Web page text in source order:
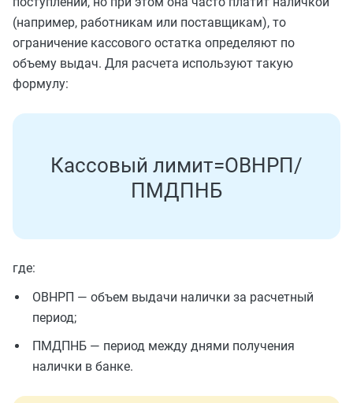
(например, работникам или поставщикам), то
ограничение кассового остатка определяют по
объему выдач. Для расчета используют такую
формулу:
Кассовый лимит=ОВНРП/
ПМДПНБ
где:
ОВНРП — объем выдачи налички за расчетный
период;
ПМДПНБ — период между днями получения
налички в банке.